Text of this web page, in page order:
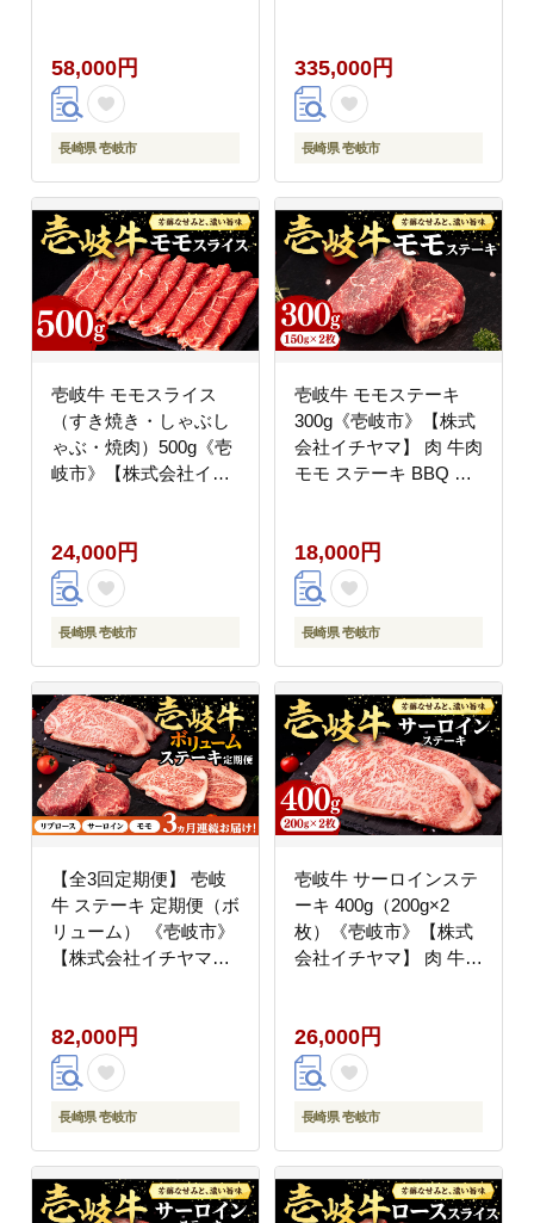
ース スライス [JFE006]
のし ギフト
58,000円
長崎県 壱岐市
しゃぶ すき焼き
[JFE107] 300000
300000円 30万円
335,000円
長崎県 壱岐市
壱岐牛 モモスライス
（すき焼き・しゃぶし
ゃぶ・焼肉）500g《壱
岐市》【株式会社イチ
24000円 のし ギフト
24,000円
長崎県 壱岐市
壱岐牛 モモステーキ
300g《壱岐市》【株式
会社イチヤマ】 肉 牛肉
モモ ステーキ BBQ 焼
18,000円
長崎県 壱岐市
【全3回定期便】 壱岐
牛 ステーキ 定期便（ボ
リューム） 《壱岐市》
【株式会社イチヤマ】
赤身 焼肉 焼き肉 ステ
ーキ
82,000円
長崎県 壱岐市
壱岐牛 サーロインステ
ーキ 400g（200g×2
枚）《壱岐市》【株式
会社イチヤマ】 肉 牛肉
26000円
26,000円
長崎県 壱岐市